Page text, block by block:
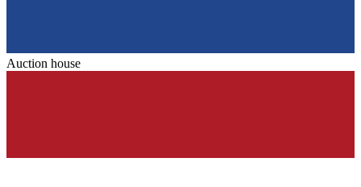
Auction house